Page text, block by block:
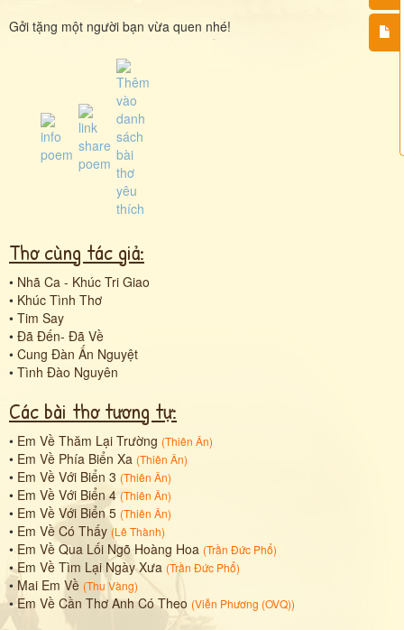
Gởi tặng một người bạn vừa quen nhé!
Thơ cùng tác giả:
• Nhã Ca - Khúc Tri Giao
• Khúc Tình Thơ
• Tim Say
• Đã Đến- Đã Về
• Cung Đàn Ấn Nguyệt
• Tình Đào Nguyên
Các bài thơ tương tự:
• Em Về Thăm Lại Trường (Thiên Ân)
• Em Về Phía Biển Xa (Thiên Ân)
• Em Về Với Biển 3 (Thiên Ân)
• Em Về Với Biển 4 (Thiên Ân)
• Em Về Với Biển 5 (Thiên Ân)
• Em Về Có Thấy (Lê Thành)
• Em Về Qua Lối Ngõ Hoàng Hoa (Trần Đức Phổ)
•Em Về Tìm Lại Ngày Xưa (Trần Đức Phổ)
• Mai Em Về (Thu Vàng)
•Em Về Cần Thơ Anh Có Theo (Viễn Phương (OVQ))